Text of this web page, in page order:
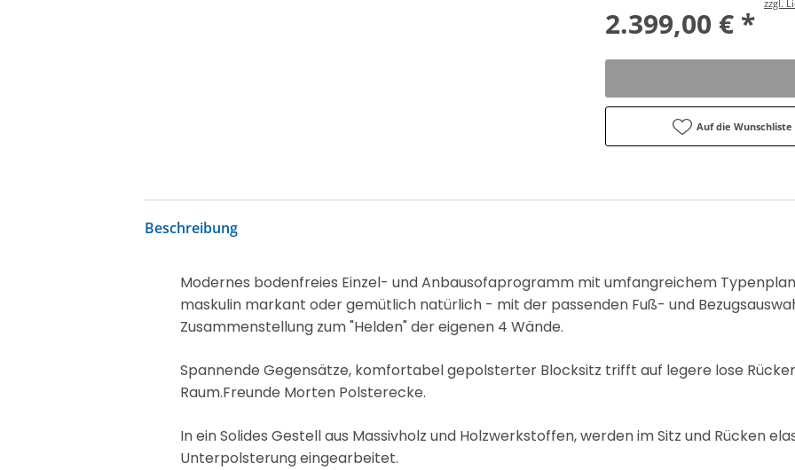
2.399,00 € *
zzgl.
Auf die Wunschliste
Beschreibung
Modernes bodenfreies Einzel- und Anbausofaprogramm mit umfangreichem
maskulin markant oder gemütlich natürlich - mit der passenden Fuß- und
Zusammenstellung zum "Helden" der eigenen 4 Wände.
Spannende Gegensätze, komfortabel gepolsterter Blocksitz trifft auf legere lose
Raum.Freunde Morten Polsterecke.
In ein Solides Gestell aus Massivholz und Holzwerkstoffen, werden im Sitz und Rücken
Unterpolsterung eingearbeitet.